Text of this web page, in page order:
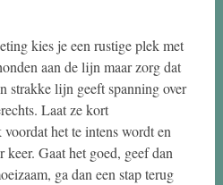
kies je een rustige plek met
aan de lijn maar zorg dat
strakke lijn geeft spanning over
Laat ze kort
het te intens wordt en
keer. Gaat het goed, geef dan
ga dan een stap terug